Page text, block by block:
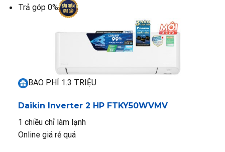
Trả góp 0%
BAO PHÍ 1.3 TRIỆU
Daikin Inverter 2 HP FTKY50WVMV
1 chiều chỉ làm lạnh
Online giá rẻ quá